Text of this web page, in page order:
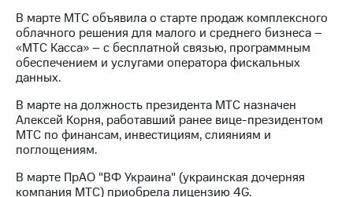
и акционерам
Корпоративное
управление
Раскрытие
информации
Информация
акционерам
Документы
ПАО
В марте МТС объявила о старте продаж комплексного
облачного решения для малого и среднего бизнеса –
«МТС Касса» – с бесплатной связью, программным
обеспечением и услугами оператора фискальных
данных.
В марте на должность президента МТС назначен
Алексей Корня, работавший ранее вице-президентом
МТС по финансам, инвестициям, слияниям и
поглощениям.
В марте ПрАО "ВФ Украина" (украинская дочерняя
компания МТС) приобрела лицензию 4G.